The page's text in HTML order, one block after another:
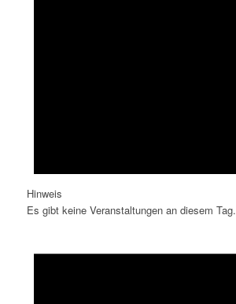
Hinweis
Es gibt keine Veranstaltungen an diesem Tag.